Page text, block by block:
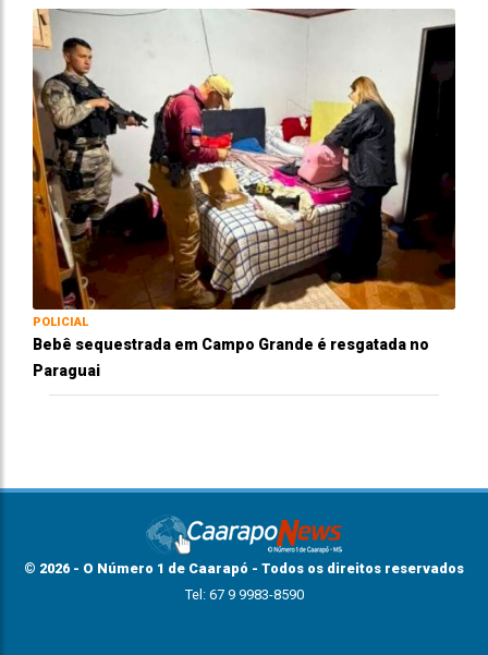
POLICIAL
Bebê sequestrada em Campo Grande é resgatada no
Paraguai
© 2026 - O Número 1 de Caarapó - Todos os direitos reservados
Tel: 67 9 9983-8590